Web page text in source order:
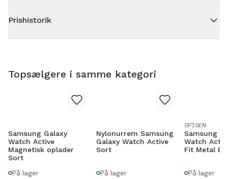
Prishistorik
Topsælgere i samme kategori
Samsung Galaxy
Watch Active
Magnetisk oplader
Sort
På lager
Nylonurrem Samsung
Galaxy Watch Active
Sort
På lager
SPIGEN
Samsung
Watch
Fit Metal
På lager